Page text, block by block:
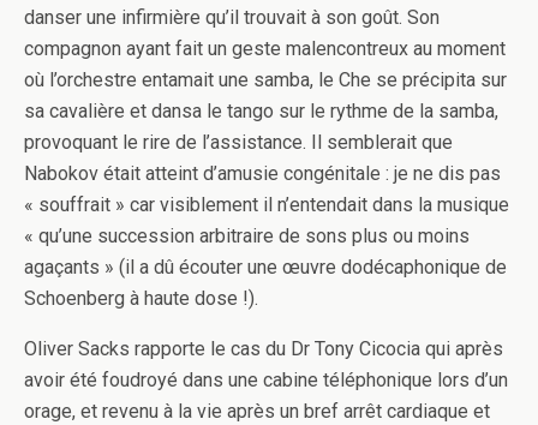
danser une infirmière qu’il trouvait à son goût. Son
compagnon ayant fait un geste malencontreux au moment
où l’orchestre entamait une samba, le Che se précipita sur
sa cavalière et dansa le tango sur le rythme de la samba,
provoquant le rire de l’assistance. Il semblerait que
Nabokov était atteint d’amusie congénitale : je ne dis pas
« souffrait » car visiblement il n’entendait dans la musique
« qu’une succession arbitraire de sons plus ou moins
agaçants » (il a dû écouter une œuvre dodécaphonique de
Schoenberg à haute dose !).
Oliver Sacks rapporte le cas du Dr Tony Cicocia qui après
avoir été foudroyé dans une cabine téléphonique lors d’un
orage, et revenu à la vie après un bref arrêt cardiaque et